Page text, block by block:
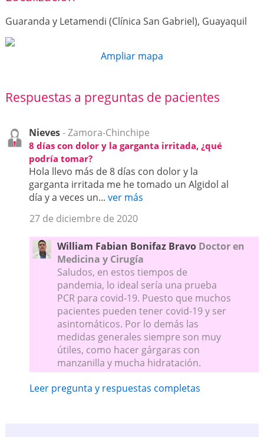
Guaranda y Letamendi (Clínica San Gabriel), Guayaquil
Ampliar mapa
Respuestas a preguntas de pacientes
Nieves- Zamora-Chinchipe
8 días con dolor y la garganta irritada, ¿qué
podría tomar?
Hola llevo más de 8 días con dolor y la
garganta irritada me he tomado un Algidol al
día y a veces un... ver más
27 de diciembre de 2020
William Fabian Bonifaz Bravo Doctor en
Medicina y Cirugía
Saludos, en estos tiempos de
pandemia, lo ideal sería una prueba
PCR para covid-19. Puesto que muchos
pacientes pueden tener covid-19 y ser
asintomáticos. Por lo demás las
medidas generales siempre son muy
útiles, como hacer gárgaras con
manzanilla y mucha hidratación.
Leer pregunta y respuestas completas